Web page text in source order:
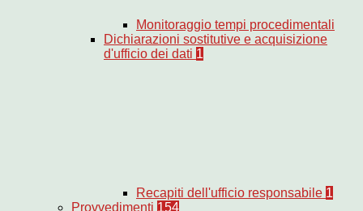
Monitoraggio tempi procedimentali
Dichiarazioni sostitutive e acquisizione
d'ufficio dei dati 1
Recapiti dell'ufficio responsabile 1
Provvedimenti 154